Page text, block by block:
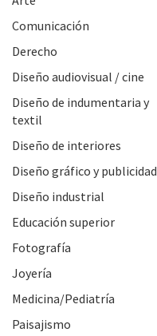
Comunicación
Derecho
Diseño audiovisual / cine
Diseño de indumentaria y
textil
Diseño de interiores
Diseño gráfico y publicidad
Diseño industrial
Educación superior
Fotografía
Joyería
Medicina/Pediatría
Paisajismo